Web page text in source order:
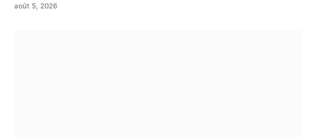
août 5, 2026